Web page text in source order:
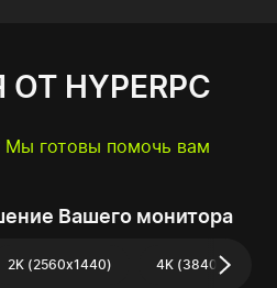
HYPERPC
Мы готовы помочь вам
Вашего монитора
2K (2560x1440) 4K (3840x2160)